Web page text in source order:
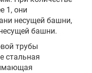
1, они
несущей башни,
башни.
трубы
стальная